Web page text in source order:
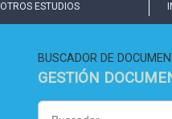
OTROS ESTUDIOS
BUSCADOR DE
GESTIÓN